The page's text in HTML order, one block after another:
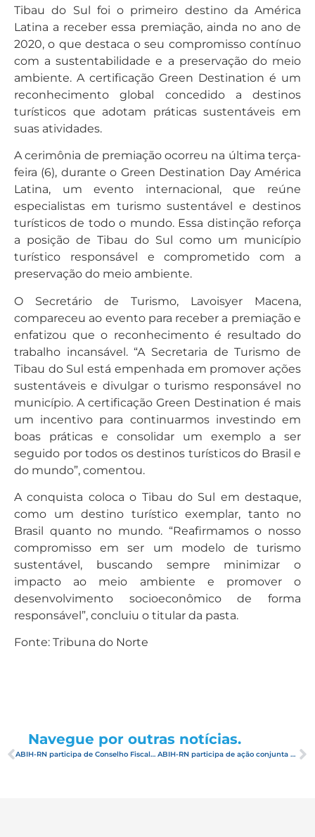
Tibau do Sul foi o primeiro destino da América
Latina a receber essa premiação, ainda no ano de
2020, o que destaca o seu compromisso contínuo
com a sustentabilidade e a preservação do meio
ambiente. A certificação Green Destination é um
reconhecimento global concedido a destinos
turísticos que adotam práticas sustentáveis em
suas atividades.
A cerimônia de premiação ocorreu na última terça-
feira (6), durante o Green Destination Day América
Latina, um evento internacional, que reúne
especialistas em turismo sustentável e destinos
turísticos de todo o mundo. Essa distinção reforça
a posição de Tibau do Sul como um município
turístico responsável e comprometido com a
preservação do meio ambiente.
O Secretário de Turismo, Lavoisyer Macena,
compareceu ao evento para receber a premiação e
enfatizou que o reconhecimento é resultado do
trabalho incansável. “A Secretaria de Turismo de
Tibau do Sul está empenhada em promover ações
sustentáveis e divulgar o turismo responsável no
município. A certificação Green Destination é mais
um incentivo para continuarmos investindo em
boas práticas e consolidar um exemplo a ser
seguido por todos os destinos turísticos do Brasil e
do mundo”, comentou.
A conquista coloca o Tibau do Sul em destaque,
como um destino turístico exemplar, tanto no
Brasil quanto no mundo. “Reafirmamos o nosso
compromisso em ser um modelo de turismo
sustentável, buscando sempre minimizar o
impacto ao meio ambiente e promover o
desenvolvimento socioeconômico de forma
responsável”, concluiu o titular da pasta.
Fonte: Tribuna do Norte
Navegue por outras notícias.
ABIH-RN participa de Conselho Fiscal da IGRS ABIH-RN participa de ação conjunta do trade potiguar para capacitar agentes da Azul Viagens, em São Paulo